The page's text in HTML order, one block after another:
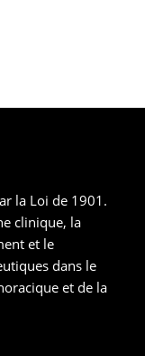
la Loi de 1901.
clinique, la
et le
dans le
et de la